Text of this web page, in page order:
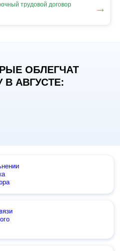
трудовой договор
→
ОБЛЕГЧАТ
В АВГУСТЕ: